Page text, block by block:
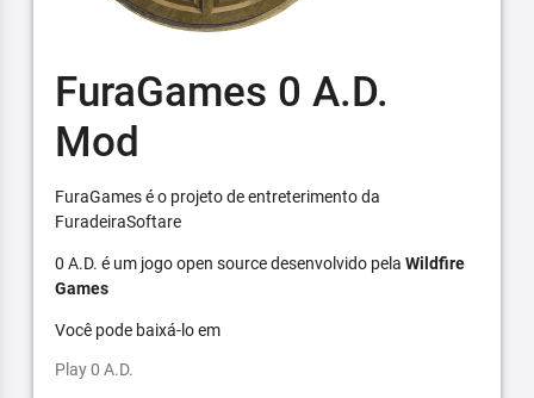
FuraGames 0 A.D.
Mod
FuraGames é o projeto de entreterimento da
FuradeiraSoftare
0 A.D. é um jogo open source desenvolvido pela Wildfire
Games
Você pode baixá-lo em
Play 0 A.D.